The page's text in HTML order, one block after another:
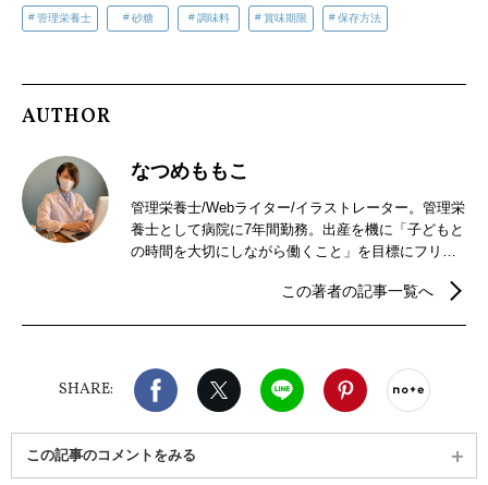
管理栄養士 砂糖 調味料 賞味期限 保存方法
AUTHOR
なつめももこ
管理栄養士/Webライター/イラストレーター。管理栄
養士として病院に7年間勤務。出産を機に「子どもと
の時間を大切にしながら働くこと」を目標にフリー
動開始。現在は栄養に関する記事を執筆するほか、
この著者の記事一覧へ
SHARE:
Facebook X（旧twitter）
LINE Pinterest
この記事のコメントをみる